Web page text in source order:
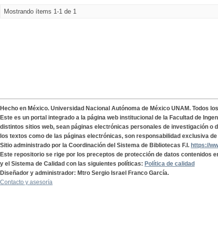
Mostrando ítems 1-1 de 1
Hecho en México. Universidad Nacional Autónoma de México UNAM. Todos
Este es un portal integrado a la página web institucional de la Facultad de
distintos sitios web, sean páginas electrónicas personales de investigación o
los textos como de las páginas electrónicas, son responsabilidad exclusiva
Sitio administrado por la Coordinación del Sistema de Bibliotecas F.I. https://
Este repositorio se rige por los preceptos de protección de datos contenidos
y el Sistema de Calidad con las siguientes políticas: Política de calidad
Diseñador y administrador: Mtro Sergio Israel Franco García.
Contacto y asesoría